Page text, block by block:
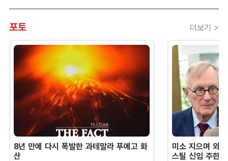
포토 더보기 >
8년 만에 다시 폭발한 과테말라 푸에고 화
산
미소 지으며 외
스틸 신임 주한